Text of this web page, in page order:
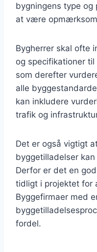
bygningens type
at være
Bygherrer skal ofte
og specifikationer
som derefter
alle
kan inkludere
trafik og
Det er også vigtigt
byggetilladelser
Derfor er det en
tidligt i projektet for
Byggefirmaer med
fordel.